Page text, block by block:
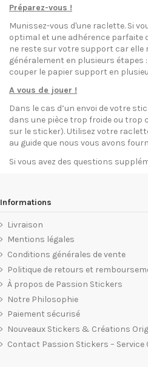
Préparez-vous !
Munissez-vous d'une raclette. Si
optimal et une adhérence parfaite
ne reste sur votre support car elle
généralement en plusieurs étapes
couper le papier support en
A vous de jouer !
Dans le cas d’un envoi de votre
dans une pièce trop froide ou
sur le sticker). Utilisez votre
au guide que nous vous avons
Si vous avez des questions
Informations
Livraison
Mentions légales
Conditions générales de vente
Politique de retours et
À propos de Passion Stickers
Notre Philosophie
Paiement sécurisé
Nouveaux Stickers & Créations
Contact Passion Stickers – Service